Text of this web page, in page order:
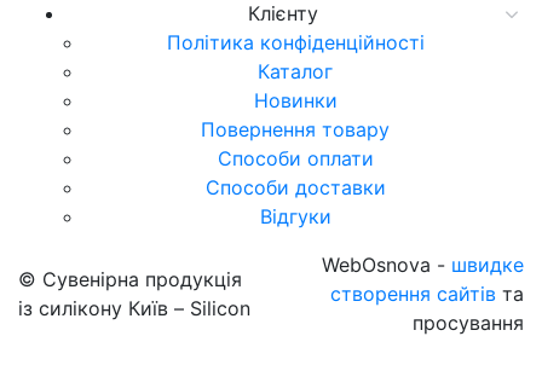
Клієнту
Політика конфіденційності
Каталог
Новинки
Повернення товару
Способи оплати
Способи доставки
Відгуки
© Сувенірна продукція
із силікону Київ – Silicon
WebOsnova - швидке
створення сайтів та
просування